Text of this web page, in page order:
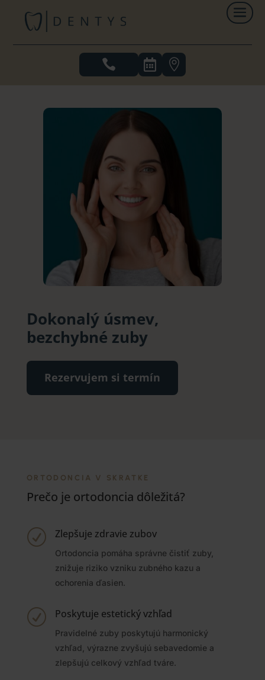
  
Dokonalý úsmev,
bezchybné zuby
Rezervujem si termín
ORTODONCIA V SKRATKE
Prečo je ortodoncia dôležitá?
R Zlepšuje zdravie zubov
Ortodoncia pomáha správne čistiť zuby,
znižuje riziko vzniku zubného kazu a
ochorenia ďasien.
R Poskytuje estetický vzhľad
Pravidelné zuby poskytujú harmonický
vzhľad, výrazne zvyšujú sebavedomie a
zlepšujú celkový vzhľad tváre.